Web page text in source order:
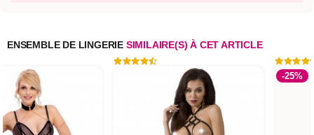
ENSEMBLE DE LINGERIE SIMILAIRE(S) À CET ARTICLE
-25%